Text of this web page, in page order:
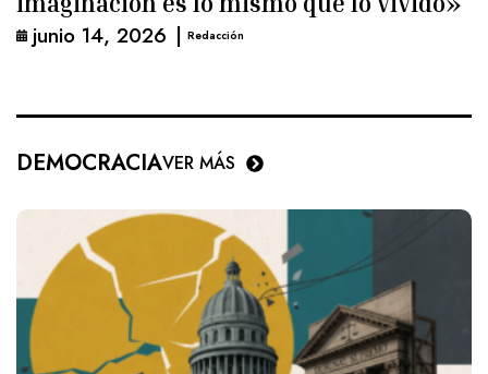
junio 14, 2026 | Redacción
DEMOCRACIAVER MÁS